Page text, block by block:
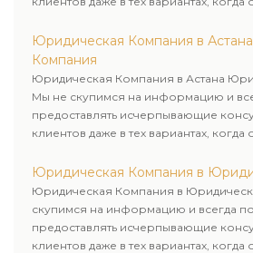
пользовались юридическими
Юридическая Компания в
Компания
Юридическая Компания в Астана
Мы не скупимся на информацию и
предоставлять исчерпывающие
клиентов даже в тех вариантах,
пользовались юридическими
Юридическая Компания в
Юридическая Компания в
скупимся на информацию и всегда
предоставлять исчерпывающие
клиентов даже в тех вариантах,